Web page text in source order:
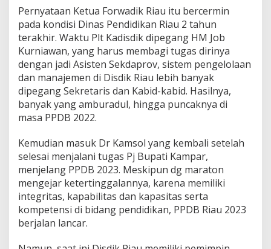
d
i
k
a
n
J
a
d
P
h
a
t
i
a
n
U
t
a
Pernyataan Ketua Forwadik Riau itu bercermin
pada kondisi Dinas Pendidikan Riau 2 tahun
terakhir. Waktu Plt Kadisdik dipegang HM Job
Kurniawan, yang harus membagi tugas dirinya
dengan jadi Asisten Sekdaprov, sistem pengelolaan
dan manajemen di Disdik Riau lebih banyak
dipegang Sekretaris dan Kabid-kabid. Hasilnya,
banyak yang amburadul, hingga puncaknya di
masa PPDB 2022.
Kemudian masuk Dr Kamsol yang kembali setelah
selesai menjalani tugas Pj Bupati Kampar,
menjelang PPDB 2023. Meskipun dg maraton
mengejar ketertinggalannya, karena memiliki
integritas, kapabilitas dan kapasitas serta
kompetensi di bidang pendidikan, PPDB Riau 2023
berjalan lancar.